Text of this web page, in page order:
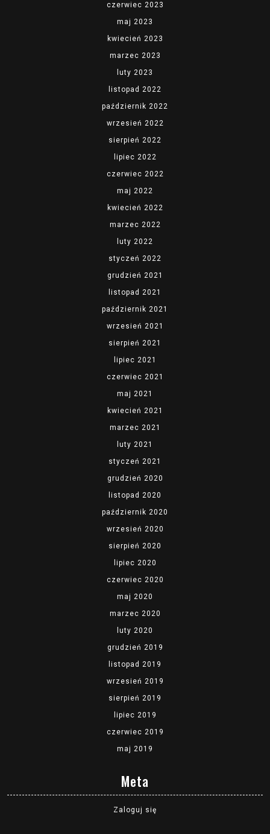
czerwiec 2023
maj 2023
kwiecień 2023
marzec 2023
luty 2023
listopad 2022
październik 2022
wrzesień 2022
sierpień 2022
lipiec 2022
czerwiec 2022
maj 2022
kwiecień 2022
marzec 2022
luty 2022
styczeń 2022
grudzień 2021
listopad 2021
październik 2021
wrzesień 2021
sierpień 2021
lipiec 2021
czerwiec 2021
maj 2021
kwiecień 2021
marzec 2021
luty 2021
styczeń 2021
grudzień 2020
listopad 2020
październik 2020
wrzesień 2020
sierpień 2020
lipiec 2020
czerwiec 2020
maj 2020
marzec 2020
luty 2020
grudzień 2019
listopad 2019
wrzesień 2019
sierpień 2019
lipiec 2019
czerwiec 2019
maj 2019
Meta
Zaloguj się